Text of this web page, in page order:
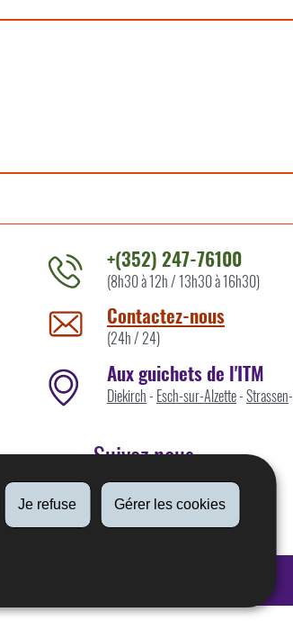
Je refuse Gérer les cookies
Contacter
l'ITM
par
+(352) 247-76100
(8h30 à 12h / 13h30 à 16h30)
Contactez-nous
(24h / 24)
Aux guichets de l'ITM
Diekirch- Esch-sur-Alzette-Strassen-
Suivez nous
Linkedin